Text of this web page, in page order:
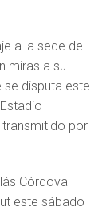
a la sede del
miras a su
se disputa este
transmitido por
Córdova
este sábado